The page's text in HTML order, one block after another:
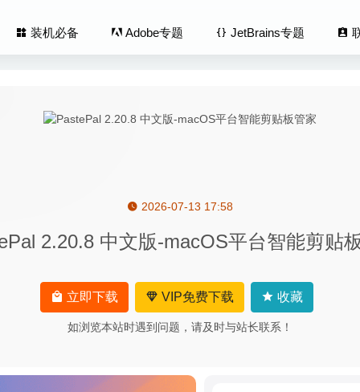
装机必备 Adobe专题 JetBrains专题
2026-07-13 17:58
2.20.8 中文版-macOS平台智能剪贴
立即下载 VIP免费下载 收藏
如浏览本站时遇到问题，请及时与站长联系！
3.6.8 中文版-超轻量级的卸载专家 2023-07-07
– 文本文档格式清理工具 2026-07-12
Plus 9.23-直观的家居及景观设计软件 2024-06-22